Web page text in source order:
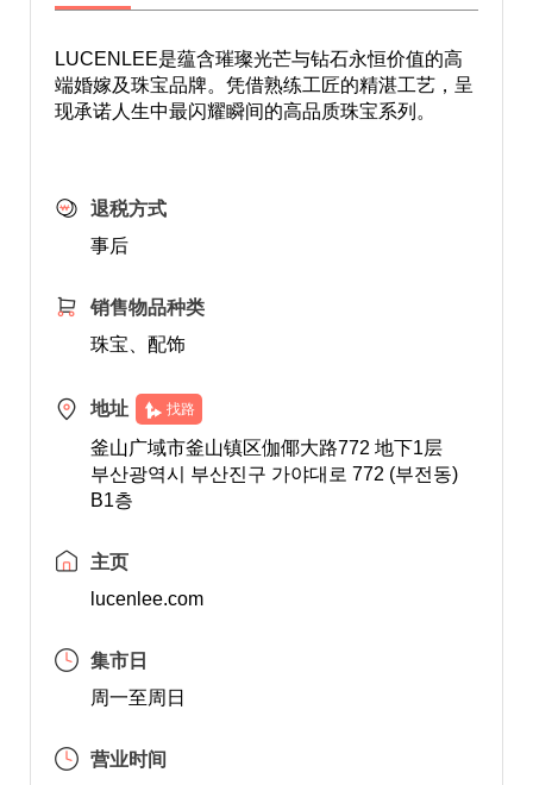
LUCENLEE是蕴含璀璨光芒与钻石永恒价值的高
端婚嫁及珠宝品牌。凭借熟练工匠的精湛工艺，呈
现承诺人生中最闪耀瞬间的高品质珠宝系列。
退税方式
事后
销售物品种类
珠宝、配饰
地址 找路
釜山广域市釜山镇区伽倻大路772 地下1层
부산광역시 부산진구 가야대로 772 (부전동)
B1층
主页
lucenlee.com
集市日
周一至周日
营业时间